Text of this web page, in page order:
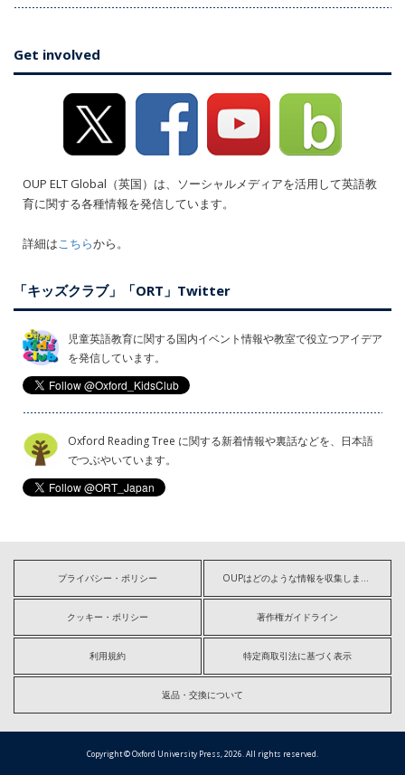
Get involved
OUP ELT Global（英国）は、ソーシャルメディアを活用して英語教
育に関する各種情報を発信しています。
詳細は こちらから。
「キッズクラブ」「ORT」Twitter
児童英語教育に関する国内イベント情報や教室で役立つアイデア
を発信しています。
Oxford Reading Tree に関する新着情報や裏話などを、日本語
でつぶやいています。
プライバシー・ポリシー
クッキー・ポリシー 著作権ガイドライン
利用規約 特定商取引法に基づく表示
返品・交換について
Copyright © Oxford University Press, 2026. All rights reserved.